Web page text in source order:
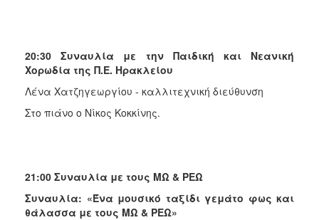
20:30 Συναυλία με την Παιδική και Νεανική
Χορωδία της Π.Ε. Ηρακλείου
Λένα Χατζηγεωργίου - καλλιτεχνική διεύθυνση
Στο πιάνο ο Νίκος Κοκκίνης.
21:00 Συναυλία με τους ΜΩ & ΡΕΩ
Συναυλία: «Ένα μουσικό ταξίδι γεμάτο φως και
θάλασσα με τους ΜΩ & ΡΕΩ»